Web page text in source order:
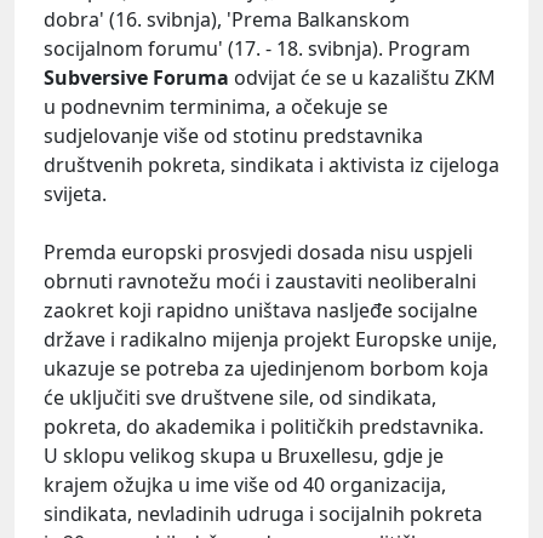
dobra' (16. svibnja), 'Prema Balkanskom
socijalnom forumu' (17. - 18. svibnja). Program
Subversive Foruma odvijat će se u kazalištu ZKM
u podnevnim terminima, a očekuje se
sudjelovanje više od stotinu predstavnika
društvenih pokreta, sindikata i aktivista iz cijeloga
svijeta.
Premda europski prosvjedi dosada nisu uspjeli
obrnuti ravnotežu moći i zaustaviti neoliberalni
zaokret koji rapidno uništava nasljeđe socijalne
države i radikalno mijenja projekt Europske unije,
ukazuje se potreba za ujedinjenom borbom koja
će uključiti sve društvene sile, od sindikata,
pokreta, do akademika i političkih predstavnika.
U sklopu velikog skupa u Bruxellesu, gdje je
krajem ožujka u ime više od 40 organizacija,
sindikata, nevladinih udruga i socijalnih pokreta